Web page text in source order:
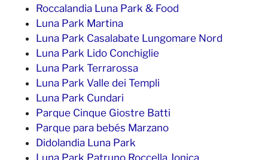
Roccalandia Luna Park & Food
Luna Park Martina
Luna Park Casalabate Lungomare Nord
Luna Park Lido Conchiglie
Luna Park Terrarossa
Luna Park Valle dei Templi
Luna Park Cundari
Parque Cinque Giostre Batti
Parque para bebés Marzano
Didolandia Luna Park
Luna Park Patruno Roccella Jonica